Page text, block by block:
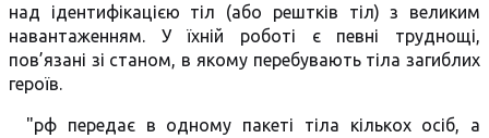
над ідентифікацією тіл (або рештків тіл) з великим
навантаженням. У їхній роботі є певні труднощі,
пов’язані зі станом, в якому перебувають тіла загиблих
героїв.
"рф передає в одному пакеті тіла кількох осіб, а